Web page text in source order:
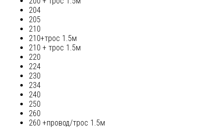
204
205
210
210+трос 1.5м
210 + трос 1.5м
220
224
230
234
240
250
260
260 +провод/трос 1.5м